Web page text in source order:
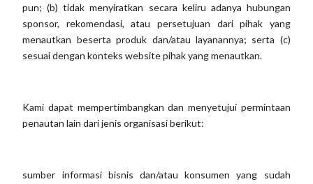
pun; (b) tidak menyiratkan secara keliru adanya hubungan
sponsor, rekomendasi, atau persetujuan dari pihak yang
menautkan beserta produk dan/atau layanannya; serta (c)
sesuai dengan konteks website pihak yang menautkan.
Kami dapat mempertimbangkan dan menyetujui permintaan
penautan lain dari jenis organisasi berikut:
sumber informasi bisnis dan/atau konsumen yang sudah